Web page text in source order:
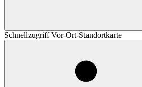
Schnellzugriff Vor-Ort-Standortkarte